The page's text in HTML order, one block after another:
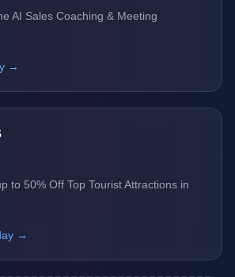
AI Sales Coaching & Meeting
→
to 50% Off Top Tourist Attractions in
→